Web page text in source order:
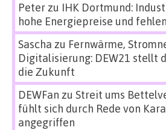
Peterzu IHK Dortmund:
hohe Energiepreise und
Sascha zu Fernwärme,
Digitalisierung: DEW21 stellt
die Zukunft
DEWFan zu Streit ums
fühlt sich durch Rede von
angegriffen